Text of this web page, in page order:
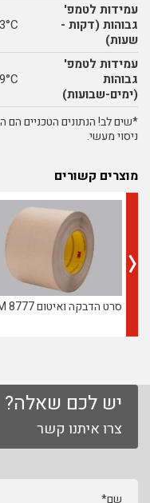
עמידות לטמפ'
גבוהות (דקות -
שעות)
עמידות לטמפ'
גבוהות
(ימים-שבועות)
*שים לב! הנתונים הטכניים הם
ניסוי מעשי.
מוצרים קשורים
סרט הדבקה ואיטום 8777 3M
יש לכם שאלה?
צרו איתנו קשר
שם*